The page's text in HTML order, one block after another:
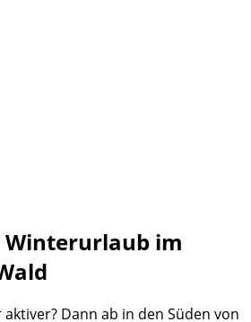
im
Dann ab in den Süden von